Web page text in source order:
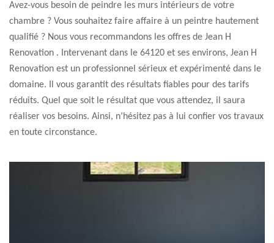
Avez-vous besoin de peindre les murs intérieurs de votre
chambre ? Vous souhaitez faire affaire à un peintre hautement
qualifié ? Nous vous recommandons les offres de Jean H
Renovation . Intervenant dans le 64120 et ses environs, Jean H
Renovation est un professionnel sérieux et expérimenté dans le
domaine. Il vous garantit des résultats fiables pour des tarifs
réduits. Quel que soit le résultat que vous attendez, il saura
réaliser vos besoins. Ainsi, n’hésitez pas à lui confier vos travaux
en toute circonstance.